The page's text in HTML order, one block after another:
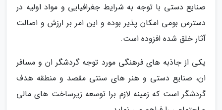
صنایع دستی با توجه به شرایط جغرافیایی و مواد اولیه در
دسترس بومی امکان پذیر بوده و این امر بر ارزش و اصالت
آثار خلق شده افزوده است.
یکی از جاذبه های فرهنگی مورد توجه گردشگر ان و مسافر
ان، صنایع دستی و هنر های سنتی مقصد و منطقه هدف
گردشگر است که زمینه لازم برا توسعه زیرساخت های مالی